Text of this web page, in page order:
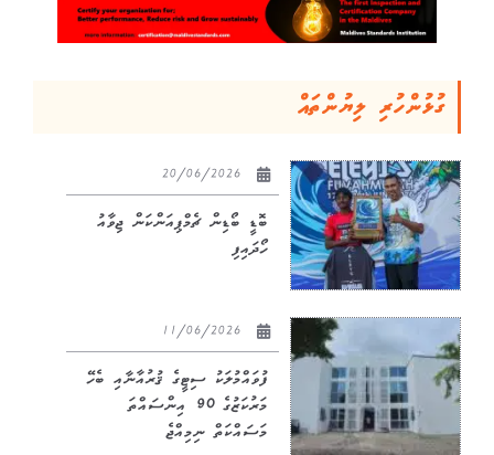
ގުޅުންހުރި ލިޔުންތައް
ބޮޑީ ބޯޑިން ޗެމްޕިއަންކަން ޖިވާއު
ހޯދައިފި
ފުވައްމުލަކު ސިޓީގެ ޤުރުއާނާއި ބެހޭ
މަރުކަޒުގެ 90 އިންސައްތަ
މަސައްކަތް ނިމިއްޖެ